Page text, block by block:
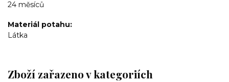
24 měsíců
Materiál potahu
Látka
Zboží zařazeno v kategoriích